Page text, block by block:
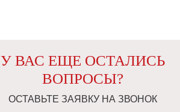
У ВАС ЕЩЕ ОСТАЛИСЬ
ВОПРОСЫ?
ОСТАВЬТЕ ЗАЯВКУ НА ЗВОНОК